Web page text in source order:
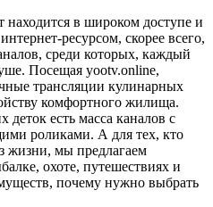
в широком доступе и
ресурсом, скорее всего,
среди которых, каждый
Посещая yootv.online,
трансляции кулинарных
комфортного жилища.
есть масса каналов с
роликами. А для тех, кто
жизни, мы предлагаем
охоте, путешествиях и
почему нужно выбрать